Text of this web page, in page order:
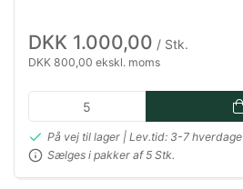
DKK 1.000,00 / Stk.
DKK 800,00 ekskl. moms
På vej til lager | Lev.tid: 3-7 hverdage
Sælges i pakker af 5 Stk.